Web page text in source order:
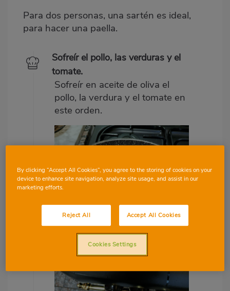
Para dos personas, una sartén es ideal,
para hacer una paella.
Sofreír el pollo, las verduras y el
tomate.
Sofreír en aceite de oliva el
pollo, la verdura y el tomate en
este orden.
By clicking “Accept All Cookies”, you agree to the storing of cookies on your
device to enhance site navigation, analyze site usage, and assist in our
marketing efforts.
Reject All Accept All Cookies
Cookies Settings